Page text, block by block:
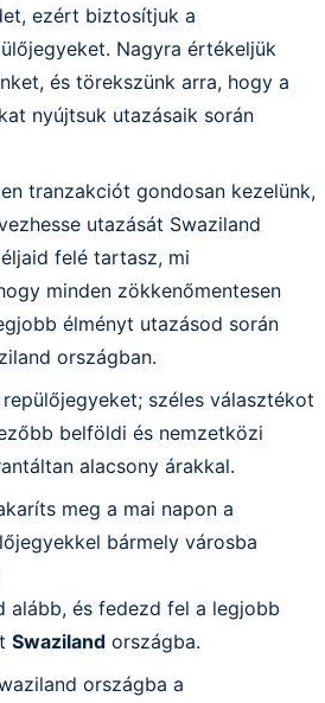
ezért biztosítjuk a
Nagyra értékeljük
és törekszünk arra, hogy a
nyújtsuk utazásaik során
tranzakciót gondosan kezelünk,
utazását Swaziland
felé tartasz, mi
minden zökkenőmentesen
élményt utazásod során
országban.
széles választékot
belföldi és nemzetközi
alacsony árakkal.
meg a mai napon a
bármely városba
alább, és fedezd fel a legjobb
Swaziland országba.
országba a